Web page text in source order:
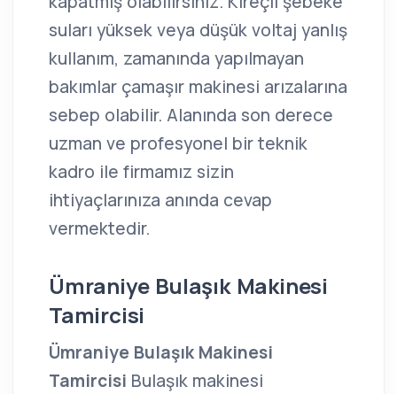
suları yüksek veya düşük voltaj yanlış
kullanım, zamanında yapılmayan
bakımlar çamaşır makinesi arızalarına
sebep olabilir. Alanında son derece
uzman ve profesyonel bir teknik
kadro ile firmamız sizin
ihtiyaçlarınıza anında cevap
vermektedir.
Ümraniye Bulaşık Makinesi
Tamircisi
Ümraniye Bulaşık Makinesi
Tamircisi Bulaşık makinesi